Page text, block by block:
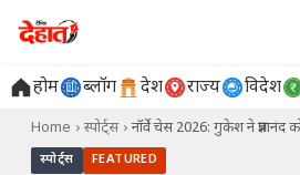
होम ब्लॉग देश राज्य विदेश
Home › स्पोर्ट्स › नॉर्वे चेस 2026: गुकेश ने प्रज्ञानंद
स्पोर्ट्स FEATURED